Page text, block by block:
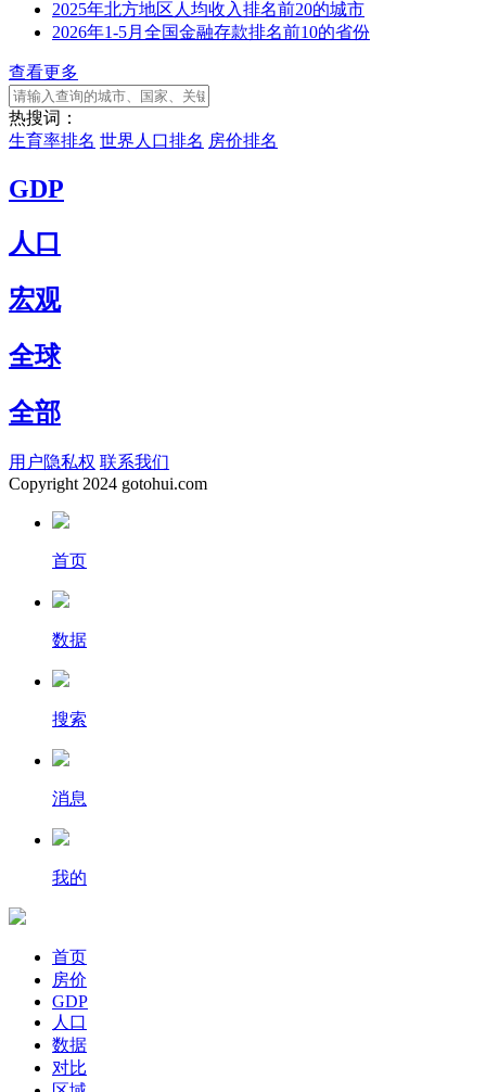
2025年北方地区人均收入排名前20的城市
2026年1-5月全国金融存款排名前10的省份
查看更多
热搜词：
生育率排名 世界人口排名 房价排名
GDP
人口
宏观
全球
全部
用户隐私权 联系我们
Copyright 2024 gotohui.com
首页
数据
搜索
消息
我的
首页
房价
GDP
人口
数据
对比